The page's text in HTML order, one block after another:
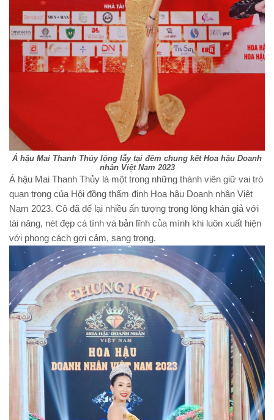
Á hậu Mai Thanh Thủy lộng lẫy tại đêm chung kết Hoa hậu Doanh
nhân Việt Nam 2023
Á hậu Mai Thanh Thủy là một trong những thành viên giữ vai trò
quan trọng của Hội đồng thẩm định Hoa hậu Doanh nhân Việt
Nam 2023. Cô đã để lại nhiều ấn tượng trong lòng khán giả với
tài năng, nét đẹp cá tính và bản lĩnh của mình khi luôn xuất hiện
với phong cách gợi cảm, sang trọng.